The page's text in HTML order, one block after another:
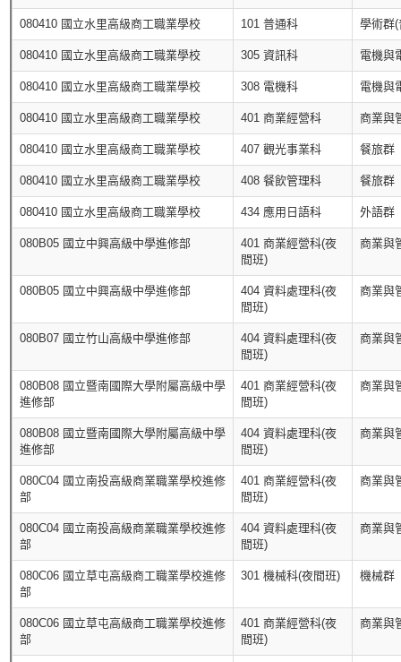
080410 國立水里高級商工職業學校 101 普通科 學術群
080410 國立水里高級商工職業學校 305 資訊科 電機與
080410 國立水里高級商工職業學校 308 電機科 電機與
080410 國立水里高級商工職業學校 401 商業經營科 商業與
080410 國立水里高級商工職業學校 407 觀光事業科 餐旅群
080410 國立水里高級商工職業學校 408 餐飲管理科 餐旅群
080410 國立水里高級商工職業學校 434 應用日語科 外語群
080B05 國立中興高級中學進修部
401 商業經營科(夜
間班)
商業與
080B05 國立中興高級中學進修部
404 資料處理科(夜
間班)
商業與
080B07 國立竹山高級中學進修部
404 資料處理科(夜
間班)
商業與
080B08 國立暨南國際大學附屬高級中學
進修部
401 商業經營科(夜
間班)
商業與
080B08 國立暨南國際大學附屬高級中學
進修部
404 資料處理科(夜
間班)
商業與
080C04 國立南投高級商業職業學校進修
部
401 商業經營科(夜
間班)
商業與
080C04 國立南投高級商業職業學校進修
部
404 資料處理科(夜
間班)
商業與
080C06 國立草屯高級商工職業學校進修
部
301 機械科(夜間班) 機械群
080C06 國立草屯高級商工職業學校進修
部
401 商業經營科(夜
間班)
商業與